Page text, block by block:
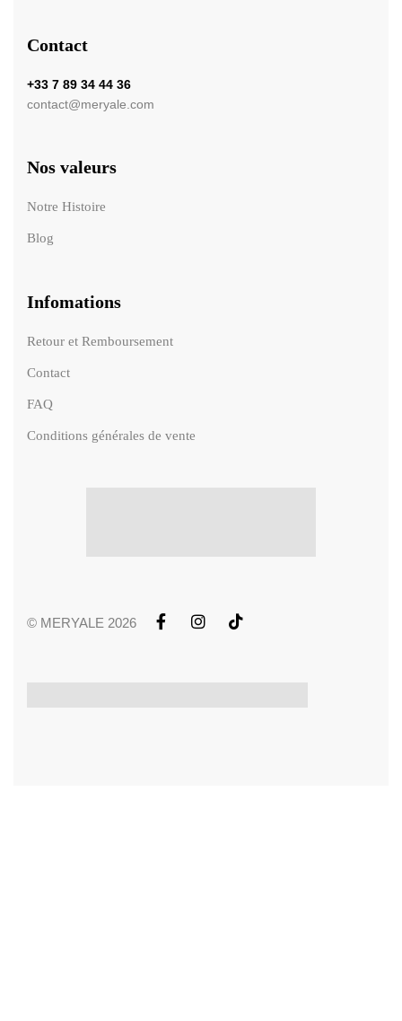
Contact
+33 7 89 34 44 36
contact@meryale.com
Nos valeurs
Notre Histoire
Blog
Infomations
Retour et Remboursement
Contact
FAQ
Conditions générales de vente
© MERYALE 2026